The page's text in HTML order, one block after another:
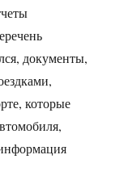
документы,
которые